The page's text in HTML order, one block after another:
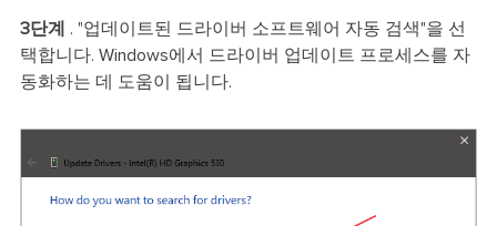
3단계
. "업데이트된 드라이버 소프트웨어 자동 검색"을 선
택합니다. Windows에서 드라이버 업데이트 프로세스를 자
동화하는 데 도움이 됩니다.